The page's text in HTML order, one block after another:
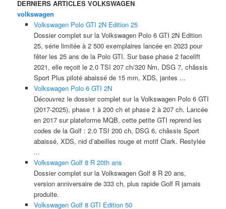
DERNIERS ARTICLES VOLKSWAGEN
volkswagen
Volkswagen Polo GTI 2N Edition 25
Dossier complet sur la Volkswagen Polo 6 GTI 2N Edition
25, série limitée à 2 500 exemplaires lancée en 2023 pour
fêter les 25 ans de la Polo GTI. Sur base phase 2 facelift
2021, elle reçoit le 2.0 TSI 207 ch/320 Nm, DSG 7, châssis
Sport Plus piloté abaissé de 15 mm, XDS, jantes ...
Volkswagen Polo 6 GTI 2N
Découvrez le dossier complet sur la Volkswagen Polo 6 GTI
(2017-2025), phase 1 à 200 ch et phase 2 à 207 ch. Lancée
en 2017 sur plateforme MQB, cette petite GTI reprend les
codes de la Golf : 2.0 TSI 200 ch, DSG 6, châssis Sport
abaissé, XDS, nid d’abeilles rouge et motif Clark. Restylée
...
Volkswagen Golf 8 R 20th ans
Dossier complet sur la Volkswagen Golf 8 R 20 ans,
version anniversaire de 333 ch, plus rapide Golf R jamais
produite.
Volkswagen Golf 8 GTI Edition 50